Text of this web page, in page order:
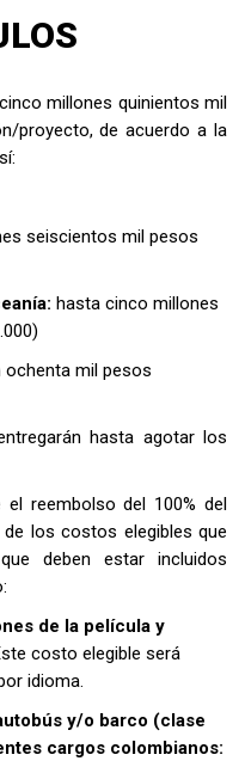
cinco millones quinientos mil
proyecto, de acuerdo a la
seiscientos mil pesos
hasta cinco millones
ochenta mil pesos
hasta agotar los
reembolso del 100% del
los costos elegibles que
deben estar incluidos
de la película y
costo elegible será
idioma.
y/o barco (clase
cargos colombianos: